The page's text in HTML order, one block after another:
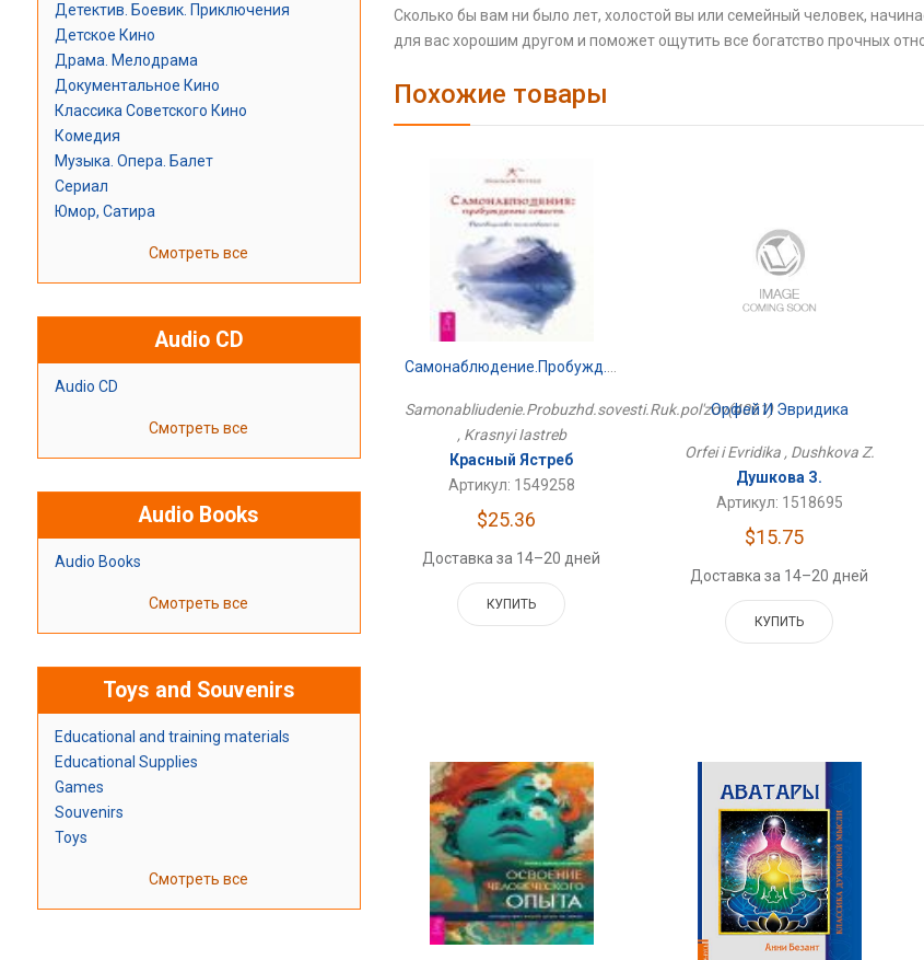
Детектив. Боевик. Приключения
Детское Кино
Драма. Мелодрама
Документальное Кино
Классика Советского Кино
Комедия
Музыка. Опера. Балет
Сериал
Юмор, Сатира
Смотреть все
Audio CD
Audio CD
Смотреть все
Audio Books
Audio Books
Смотреть все
Toys and Souvenirs
Educational and training materials
Educational Supplies
Games
Souvenirs
Toys
Смотреть все
Сколько бы вам ни было лет, холостой вы или семейный человек,
для вас хорошим другом и поможет ощутить все богатство прочных
Похожие товары
Самонаблюдение.Пробужд.совести.Рук.пользов(4061)
Samonabliudenie.Probuzhd.sovesti.Ruk.pol'zov(4061)
, Krasnyi Iastreb
Красный Ястреб
Артикул: 1549258
$25.36
Доставка за 14–20 дней
КУПИТЬ
Орфей И Эвридика
Orfei i Evridika , Dushkova Z.
Душкова З.
Артикул: 1518695
$15.75
Доставка за 14–20 дней
КУПИТЬ